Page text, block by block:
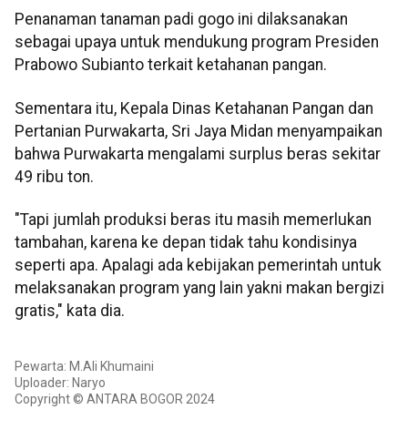
Penanaman tanaman padi gogo ini dilaksanakan
sebagai upaya untuk mendukung program Presiden
Prabowo Subianto terkait ketahanan pangan.
Sementara itu, Kepala Dinas Ketahanan Pangan dan
Pertanian Purwakarta, Sri Jaya Midan menyampaikan
bahwa Purwakarta mengalami surplus beras sekitar
49 ribu ton.
"Tapi jumlah produksi beras itu masih memerlukan
tambahan, karena ke depan tidak tahu kondisinya
seperti apa. Apalagi ada kebijakan pemerintah untuk
melaksanakan program yang lain yakni makan bergizi
gratis," kata dia.
Pewarta: M.Ali Khumaini
Uploader: Naryo
Copyright © ANTARA BOGOR 2024